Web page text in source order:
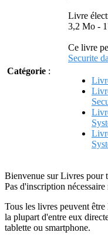
Livre
3,2 Mo -
Ce livre
Securite
Catégorie :
Bienvenue sur Livres pour
Pas d'inscription
Tous les livres peuvent
la plupart d'entre eux
tablette ou smartphone.